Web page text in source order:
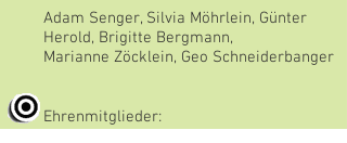
Adam Senger, Silvia Möhrlein, Günter
Herold, Brigitte Bergmann,
Marianne Zöcklein, Geo Schneiderbanger
Ehrenmitglieder: